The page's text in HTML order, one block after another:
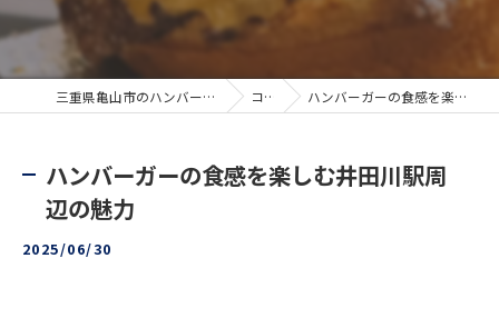
三重県亀山市のハンバーガーならFOOT LOOSE コラム ハンバーガーの食感を楽しむ井田川駅周辺の魅力
ハンバーガーの食感を楽しむ井田川駅周
辺の魅力
2025/06/30